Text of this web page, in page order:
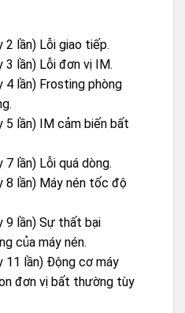
2 lần) Lỗi giao tiếp.
3 lần) Lỗi đơn vị IM.
4 lần) Frosting phòng
5 lần) IM cảm biến bất
7 lần) Lỗi quá dòng.
8 lần) Máy nén tốc độ
9 lần) Sự thất bại
của máy nén.
11 lần) Động cơ máy
đơn vị bất thường tùy